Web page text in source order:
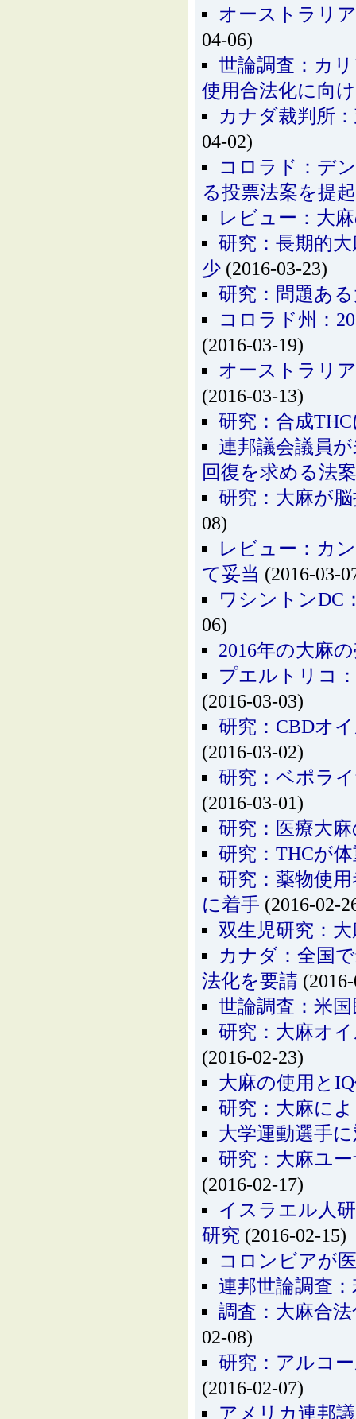
オーストラリ
04-06)
世論調査：カ
使用合法化に向
カナダ裁判所
04-02)
コロラド：デ
る投票法案を提起
レビュー：大
研究：長期的
少 (2016-03-23)
研究：問題あ
コロラド州：
(2016-03-19)
オーストラリ
(2016-03-13)
研究：合成
連邦議会議員
回復を求める法
研究：大麻が
08)
レビュー：カ
て妥当 (2016-03-
ワシントンDC
06)
2016年の大麻
プエルトリコ
(2016-03-03)
研究：CBDオ
(2016-03-02)
研究：ベポラ
(2016-03-01)
研究：医療大
研究：THCが
研究：薬物使
に着手 (2016-02-
双生児研究：
カナダ：全国
法化を要請
世論調査：米
研究：大麻オ
(2016-02-23)
大麻の使用と
研究：大麻に
大学運動選手
研究：大麻ユ
(2016-02-17)
イスラエル人
研究 (2016-02-15)
コロンビアが
連邦世論調査
調査：大麻合
02-08)
研究：アルコ
(2016-02-07)
アメリカ連邦